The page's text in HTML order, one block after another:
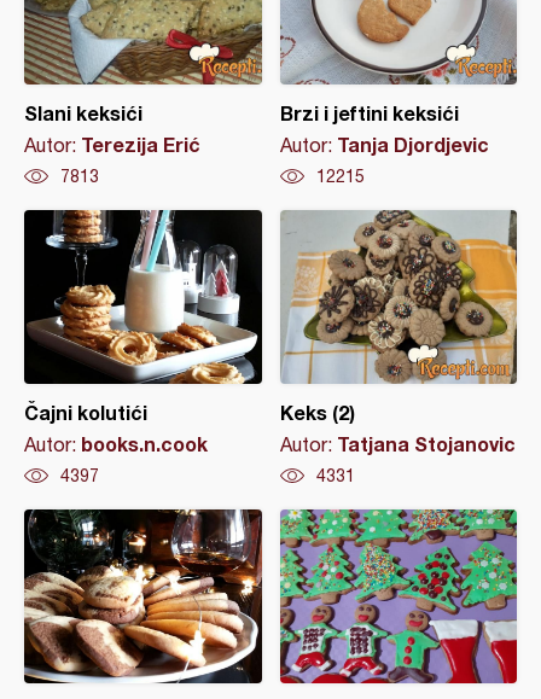
Slani keksići
Autor: Terezija Erić
7813
Brzi i jeftini keksići
Autor: Tanja Djordjevic
12215
Čajni kolutići
Autor: books.n.cook
4397
Keks (2)
Autor: Tatjana Stojanovic
4331